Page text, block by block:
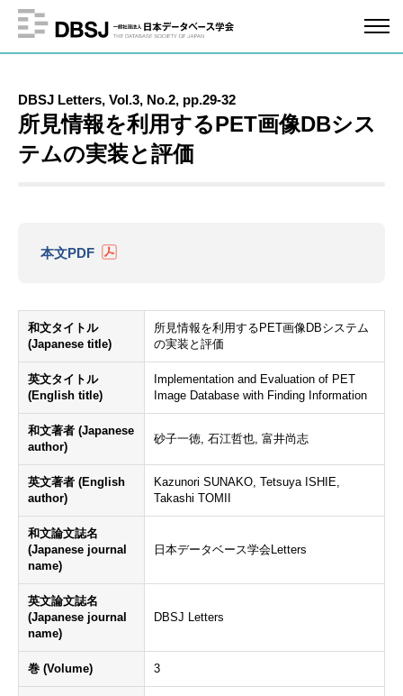
DBSJ Letters, Vol.3, No.2, pp.29-32
所見情報を利用するPET画像DBシス
テムの実装と評価
本文PDF
和文タイトル
(Japanese title)
所見情報を利用するPET画像DBシステム
の実装と評価
英文タイトル
(English title)
Implementation and Evaluation of PET
Image Database with Finding Information
和文著者 (Japanese
author)
砂子一徳, 石江哲也, 富井尚志
英文著者 (English
author)
Kazunori SUNAKO, Tetsuya ISHIE,
Takashi TOMII
和文論文誌名
(Japanese journal
name)
日本データベース学会Letters
英文論文誌名
(Japanese journal
name)
DBSJ Letters
巻 (Volume) 3